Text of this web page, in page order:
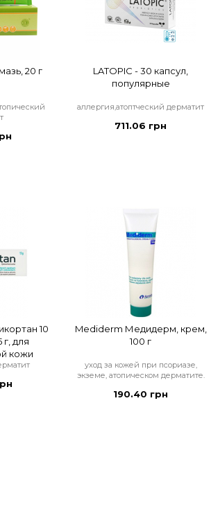
20 г
LATOPIC - 30 капсул,
популярные
аллергия,атоптческий дерматит
711.06 грн
10
г, для
кожи
Mediderm Медидерм, крем,
100 г
уход за кожей при псориазе,
экземе, атопическом дерматите.
190.40 грн